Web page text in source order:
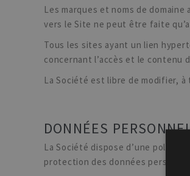
Les marques et noms de
vers le Site ne peut être faite
Tous les sites ayant un lien
concernant l’accès et le contenu
La Société est libre de modifier,
DONNÉES
La Société dispose d’une
protection des données